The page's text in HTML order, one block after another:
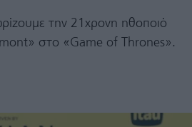
την 21χρονη ηθοποιό
στο «Game of Thrones».